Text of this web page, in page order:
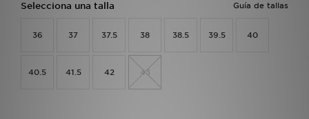
Guía de tallas
Selecciona una talla
36 37 37.5 38 38.5 39.5 40
40.5 41.5 42 43